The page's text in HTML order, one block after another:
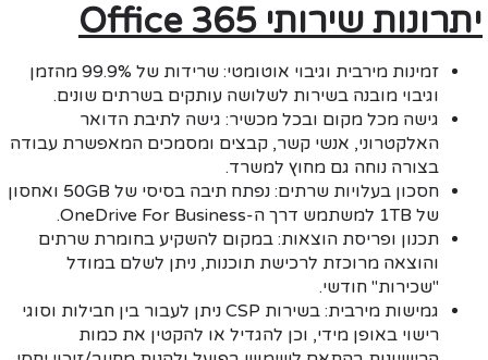
יתרונות שירותי Office 365
זמינות מירבית וגיבוי אוטומטי:
שרידות של 99.9% מהזמן
וגיבוי מובנה בשירות לשלושה עותקים בשרתים שונים.
גישה מכל מקום ובכל מכשיר: גישה לתיבת הדואר
האלקטרוני, אנשי קשר, קבצים ומסמכים המאפשרת עבודה
בצורה נוחה גם מחוץ למשרד.
חסכון בעלויות שרתים:
נפתח תיבה בסיסי של 50GB ואחסון
של 1TB למשתמש דרך ה-OneDrive For Business.
תכנון ופריסת הוצאות: במקום להשקיע בחומרת שרתים
והוצאה מרוכזת לרכישת תוכנות, ניתן לשלם במודל
"שכירות" חודשי.
גמישות מירבית:
בשירות CSP ניתן לעבור בין חבילות וסוגי
רישוי באופן מידי, וכן להגדיל או להקטין את כמות